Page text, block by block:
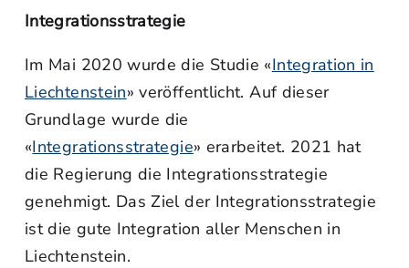
Integrationsstrategie
Im Mai 2020 wurde die Studie «Integration in
Liechtenstein» veröffentlicht. Auf dieser
Grundlage wurde die
«Integrationsstrategie» erarbeitet. 2021 hat
die Regierung die Integrationsstrategie
genehmigt. Das Ziel der Integrationsstrategie
ist die gute Integration aller Menschen in
Liechtenstein.